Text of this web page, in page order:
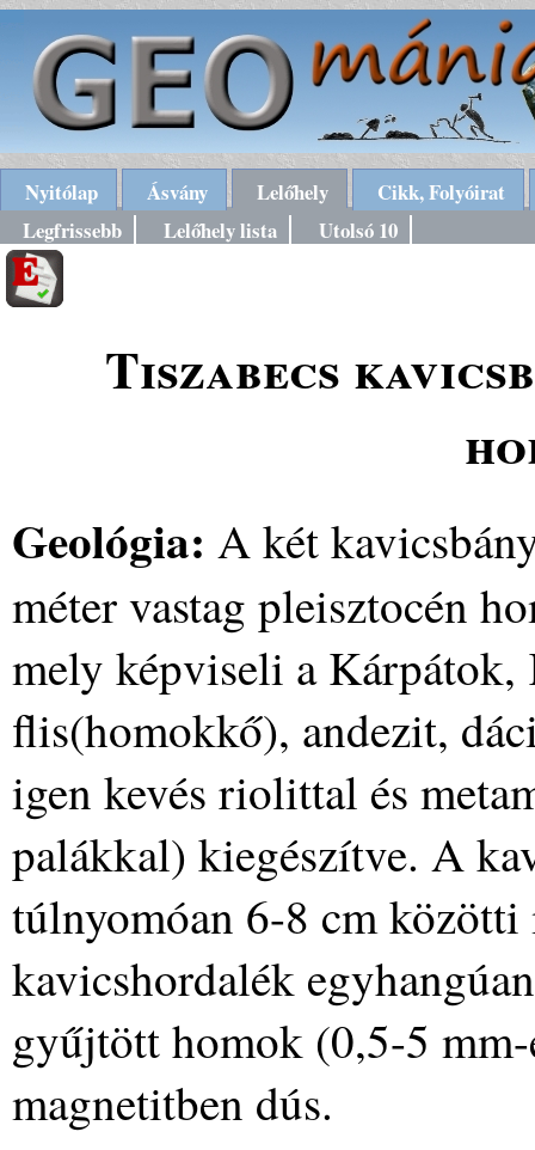
Nyitólap Ásvány Lelőhely
Cikk, Folyóirat
Legfrissebb
Lelőhely lista Utolsó 10
Tiszabecs
Geológia: A két
méter vastag pleisztocén
mely képviseli a Kárpátok,
flis(homokkő), andezit,
igen kevés riolittal és
palákkal) kiegészítve. A
túlnyomóan 6-8 cm
kavicshordalék
gyűjtött homok (0,5-5
magnetitben dús.